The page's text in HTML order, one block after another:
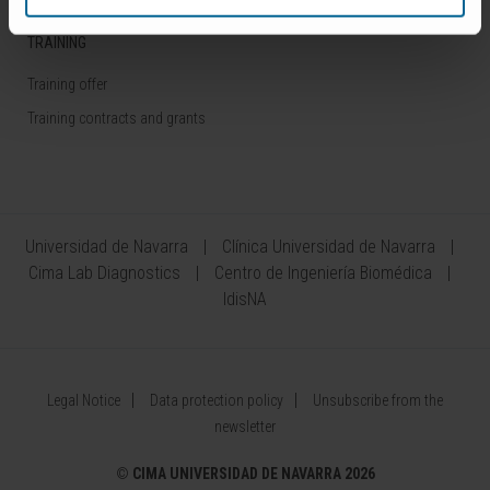
TRAINING
Training offer
Training contracts and grants
Universidad de Navarra
Clínica Universidad de Navarra
Cima Lab Diagnostics
Centro de Ingeniería Biomédica
IdisNA
Legal Notice Data protection policy
Unsubscribe from the
newsletter
© CIMA UNIVERSIDAD DE NAVARRA 2026